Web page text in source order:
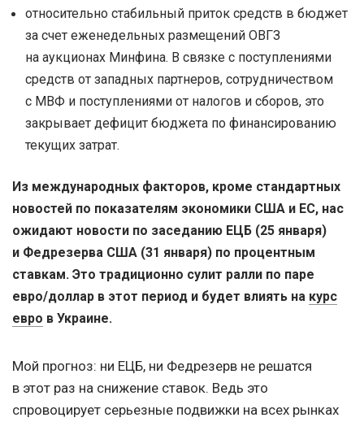
относительно стабильный приток средств в бюджет
за счет еженедельных размещений ОВГЗ
на аукционах Минфина. В связке с поступлениями
средств от западных партнеров, сотрудничеством
с МВФ и поступлениями от налогов и сборов, это
закрывает дефицит бюджета по финансированию
текущих затрат.
Из международных факторов, кроме стандартных
новостей по показателям экономики США и ЕС, нас
ожидают новости по заседанию ЕЦБ (25 января)
и Федрезерва США (31 января) по процентным
ставкам. Это традиционно сулит ралли по паре
евро/доллар в этот период и будет влиять на курс
евро в Украине.
Мой прогноз: ни ЕЦБ, ни Федрезерв не решатся
в этот раз на снижение ставок. Ведь это
спровоцирует серьезные подвижки на всех рынках